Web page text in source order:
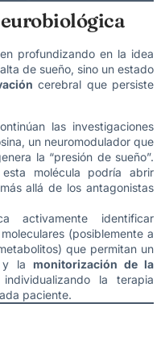
profundizando en la idea
de sueño, sino un estado
cerebral que persiste
las investigaciones
un neuromodulador que
la “presión de sueño”.
molécula podría abrir
allá de los antagonistas
activamente identificar
(posiblemente a
que permitan un
y la monitorización de la
individualizando la terapia
paciente.